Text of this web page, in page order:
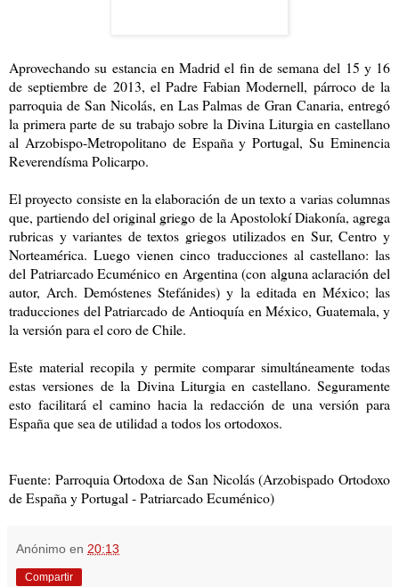
Aprovechando su estancia en Madrid el fin de semana del 15 y 16
de septiembre de 2013, el Padre Fabian Modernell, párroco de la
parroquia de San Nicolás, en Las Palmas de Gran Canaria, entregó
la primera parte de su trabajo sobre la Divina Liturgia en castellano
al Arzobispo-Metropolitano de España y Portugal, Su Eminencia
Reverendísma Policarpo.
El proyecto consiste en la elaboración de un texto a varias columnas
que, partiendo del original griego de la Apostolokí Diakonía, agrega
rubricas y variantes de textos griegos utilizados en Sur, Centro y
Norteamérica. Luego vienen cinco traducciones al castellano: las
del Patriarcado Ecuménico en Argentina (con alguna aclaración del
autor, Arch. Demóstenes Stefánides) y la editada en México; las
traducciones del Patriarcado de Antioquía en México, Guatemala, y
la versión para el coro de Chile.
Este material recopila y permite comparar simultáneamente todas
estas versiones de la Divina Liturgia en castellano. Seguramente
esto facilitará el camino hacia la redacción de una versión para
España que sea de utilidad a todos los ortodoxos.
Fuente: Parroquia Ortodoxa de San Nicolás (Arzobispado Ortodoxo
de España y Portugal - Patriarcado Ecuménico)
Anónimo en 20:13
Compartir